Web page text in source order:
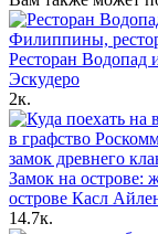
Ресторан Водопад
Эскудеро
2к.
Замок на
острове Касл
14.7к.